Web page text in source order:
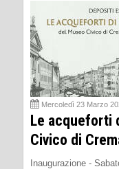
Mercoledì 23 Marzo
Le acqueforti
Civico di
Inaugurazione -